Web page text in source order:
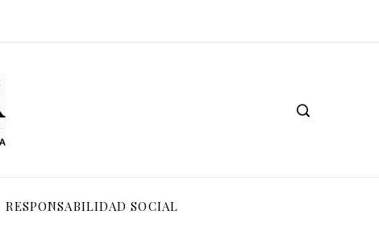
RESPONSABILIDAD SOCIAL